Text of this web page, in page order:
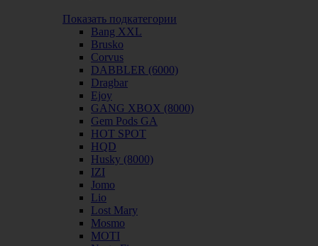
Показать подкатегории
Bang XXL
Brusko
Corvus
DABBLER (6000)
Dragbar
Ejoy
GANG XBOX (8000)
Gem Pods GA
HOT SPOT
HQD
Husky (8000)
IZI
Jomo
Lio
Lost Mary
Mosmo
MOTI